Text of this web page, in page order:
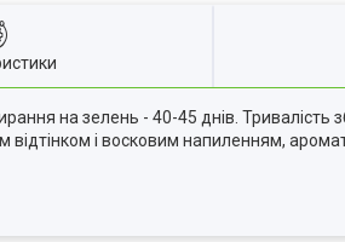
на зелень - 40-45 днів. Тривалість
відтінком і восковим напиленням,